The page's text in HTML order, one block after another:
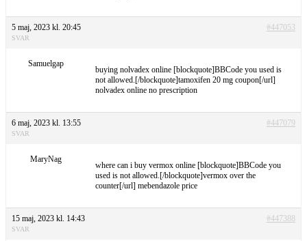
5 maj, 2023 kl. 20:45 #447053
SVAR
Samuelgap
buying nolvadex online [blockquote]BBCode you used is
not allowed.[/blockquote]tamoxifen 20 mg coupon[/url]
nolvadex online no prescription
6 maj, 2023 kl. 13:55 #447079
SVAR
MaryNag
where can i buy vermox online [blockquote]BBCode you
used is not allowed.[/blockquote]vermox over the
counter[/url] mebendazole price
15 maj, 2023 kl. 14:43 #447388
SVAR